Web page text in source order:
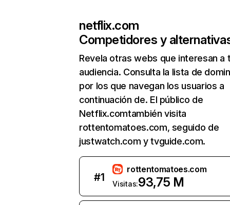
netflix.com
Competidores y
Revela otras webs que interesan a
audiencia. Consulta la lista de
por los que navegan los usuarios a
continuación de. El público de
Netflix.comtambién visita
rottentomatoes.com, seguido de
justwatch.com y tvguide.com.
#1
rottentomatoes.com
Visitas:93,75 M